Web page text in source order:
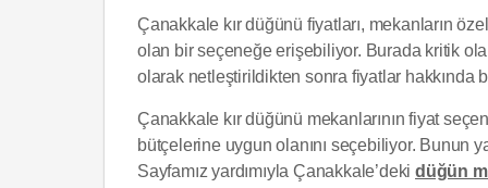
Çanakkale kır düğünü fiyatları, mekanların
olan bir seçeneğe erişebiliyor. Burada kritik
olarak netleştirildikten sonra fiyatlar hakkında
Çanakkale kır düğünü mekanlarının fiyat
bütçelerine uygun olanını seçebiliyor. Bunun
Sayfamız yardımıyla Çanakkale’dekidüğün